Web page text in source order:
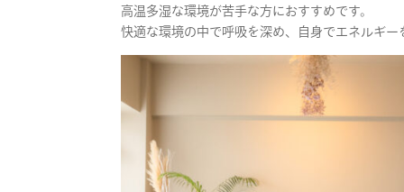
高温多湿な環境が苦手な方におすすめです。
快適な環境の中で呼吸を深め、自身でエネルギ